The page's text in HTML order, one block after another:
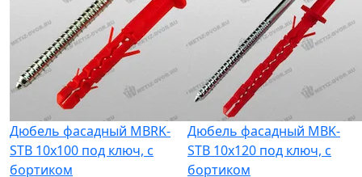
Дюбель фасадный MBRK-
STB 10х100 под ключ, с
бортиком
Дюбель фасадный MBK-
STB 10х120 под ключ, с
бортиком